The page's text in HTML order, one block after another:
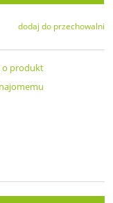
dodaj do przechowalni
o produkt